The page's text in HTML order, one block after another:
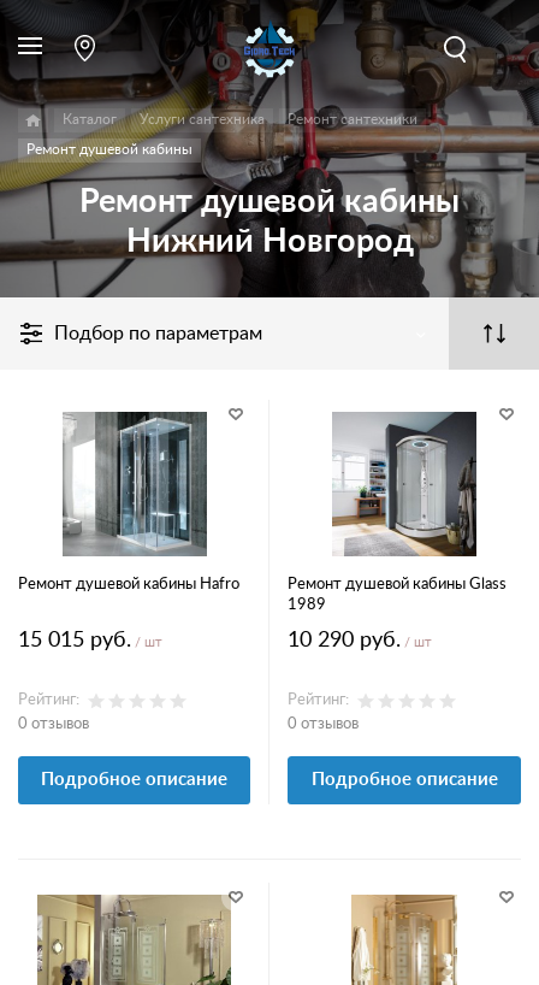
Каталог Услуги сантехника Ремонт сантехники
Ремонт душевой кабины
Ремонт душевой кабины
Нижний Новгород
Подбор по параметрам
Ремонт душевой кабины Hafro
15 015 руб. / шт
Рейтинг:
0 отзывов
Подробное описание
Ремонт душевой кабины Glass
1989
10 290 руб. / шт
Рейтинг:
0 отзывов
Подробное описание